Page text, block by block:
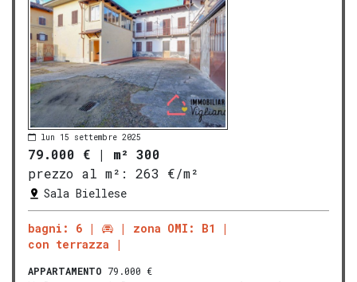
lun 15 settembre 2025
79.000 € | m² 300
prezzo al m²:
263 €/m²
Sala Biellese
bagni: 6
zona OMI: B1
con terrazza
APPARTAMENTO 79.000 €